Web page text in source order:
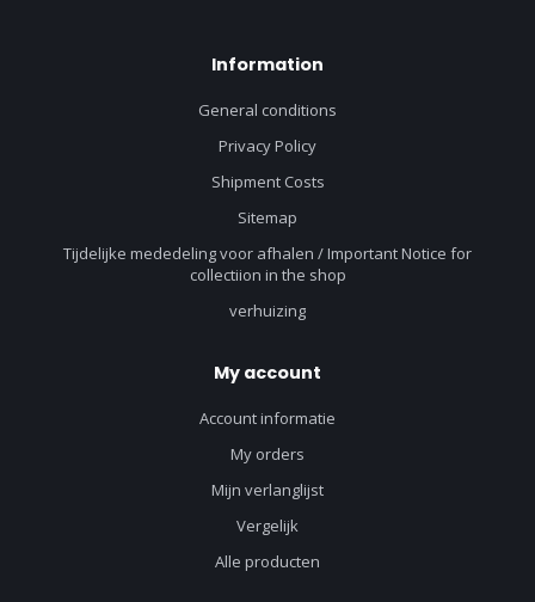
Information
General conditions
Privacy Policy
Shipment Costs
Sitemap
Tijdelijke mededeling voor afhalen / Important Notice for
collectiion in the shop
verhuizing
My account
Account informatie
My orders
Mijn verlanglijst
Vergelijk
Alle producten